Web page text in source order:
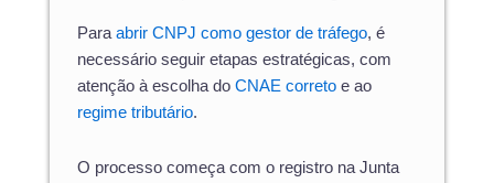
Para abrir CNPJ como gestor de tráfego, é
necessário seguir etapas estratégicas, com
atenção à escolha do CNAE correto e ao
regime tributário.
O processo começa com o registro na Junta